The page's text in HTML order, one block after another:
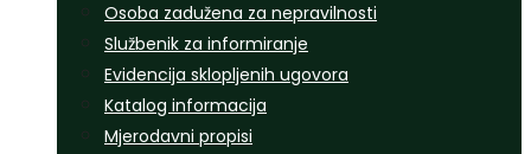
Osoba zadužena za nepravilnosti
Službenik za informiranje
Evidencija sklopljenih ugovora
Katalog informacija
Mjerodavni propisi